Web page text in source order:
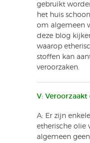
gebruikt
het huis
om algemeen
deze blog
waarop
stoffen kan
veroorzaken.
V: Veroorzaakt
A: Er zijn
etherische olie
algemeen